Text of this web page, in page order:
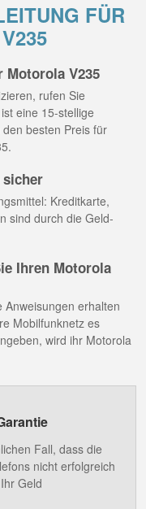
FÜR
Motorola V235
rufen Sie
eine 15-stellige
besten Preis für
sicher
Kreditkarte,
sind durch die Geld-
Ihren Motorola
erhalten
Mobilfunknetz es
wird ihr Motorola
Fall, dass die
nicht erfolgreich
Geld